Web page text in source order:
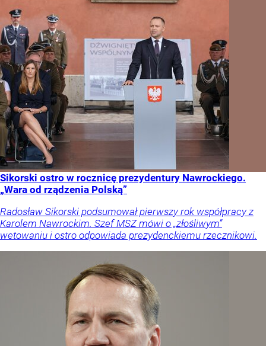
Sikorski ostro w rocznicę prezydentury Nawrockiego.
„Wara od rządzenia Polską”
Radosław Sikorski podsumował pierwszy rok współpracy z
Karolem Nawrockim. Szef MSZ mówi o „złośliwym”
wetowaniu i ostro odpowiada prezydenckiemu rzecznikowi.